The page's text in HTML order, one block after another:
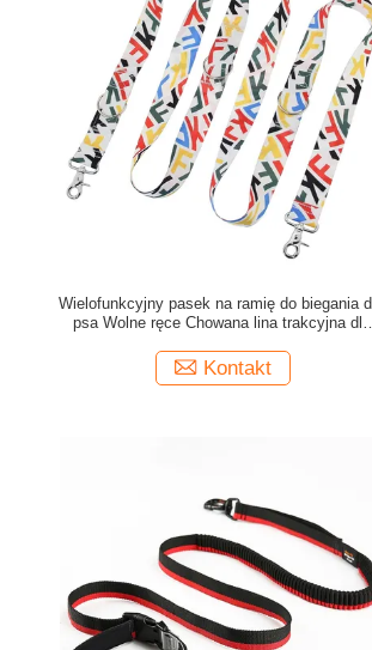
Wielofunkcyjny pasek na ramię do biegania
psa Wolne ręce Chowana lina trakcyjna dla
Kontakt